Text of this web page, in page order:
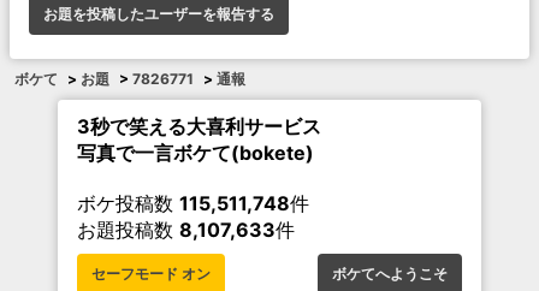
お題を投稿したユーザーを報告する
ボケて > お題 > 7826771 > 通報
3秒で笑える大喜利サービス
写真で一言ボケて(bokete)
ボケ投稿数 115,511,748件
お題投稿数 8,107,633件
セーフモード オン ボケてへようこそ